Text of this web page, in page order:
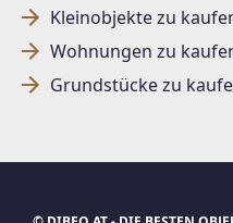
Kleinobjekte zu
Wohnungen zu
Grundstücke zu